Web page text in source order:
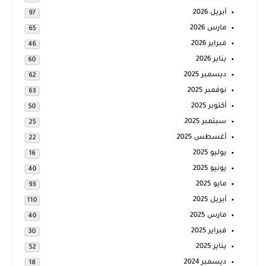
أبريل 2026 97
مارس 2026 65
فبراير 2026 46
يناير 2026 60
ديسمبر 2025 62
نوفمبر 2025 63
أكتوبر 2025 50
سبتمبر 2025 25
أغسطس 2025 22
يوليو 2025 16
يونيو 2025 40
مايو 2025 93
أبريل 2025 110
مارس 2025 40
فبراير 2025 30
يناير 2025 52
ديسمبر 2024 18